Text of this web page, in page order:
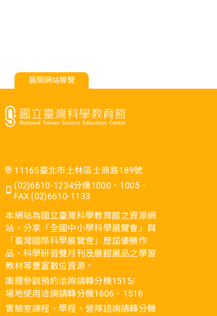
展開網站導覽
11165臺北市士林區士商路189號
(02)6610-1234分機1000、1005．
FAX (02)6610-1133
本網站為國立臺灣科學教育館之資源網
站，分享「全國中小學科學展覽會」與
「臺灣國際科學展覽會」歷屆優勝作
品、科學研習雙月刊及展館展品之學習
教材等豐富數位資源。
團體參觀預約洽詢請轉分機1515/
場地使用洽詢請轉分機1606、1516
實驗室課程、學程、營隊諮詢請轉分機